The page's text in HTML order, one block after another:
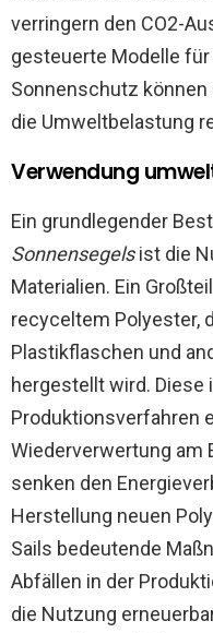
verringern den CO2-
gesteuerte Modelle
Sonnenschutz
die Umweltbelastung
Verwendung
Ein grundlegender
Sonnensegelsist die
Materialien. Ein
recyceltem Polyester,
Plastikflaschen und
hergestellt wird. Diese
Produktionsverfahren
Wiederverwertung am
senken den
Herstellung neuen
Sails bedeutende
Abfällen in der
die Nutzung